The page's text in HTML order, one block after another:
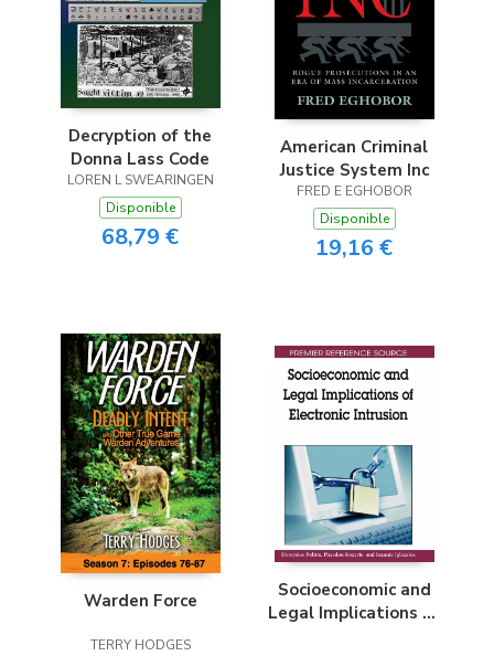
Decryption of the
Donna Lass Code
LOREN L SWEARINGEN
Disponible
68,79 €
American Criminal
Justice System Inc
FRED E EGHOBOR
Disponible
19,16 €
Warden Force
TERRY HODGES
Socioeconomic and
Legal Implications of